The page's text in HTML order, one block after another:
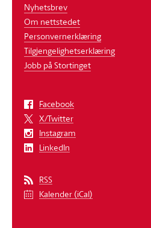
Nyhetsbrev
Om nettstedet
Personvernerklæring
Tilgjengelighetserklæring
Jobb på Stortinget
Facebook
X/Twitter
Instagram
LinkedIn
RSS
Kalender (iCal)